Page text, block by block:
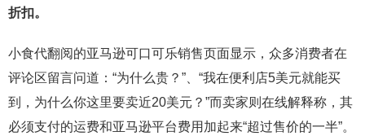
折扣。
小食代翻阅的亚马逊可口可乐销售页面显示，众多消费者在
评论区留言问道：“为什么贵？”、“我在便利店5美元就能买
到，为什么你这里要卖近20美元？”而卖家则在线解释称，其
必须支付的运费和亚马逊平台费用加起来“超过售价的一半”。